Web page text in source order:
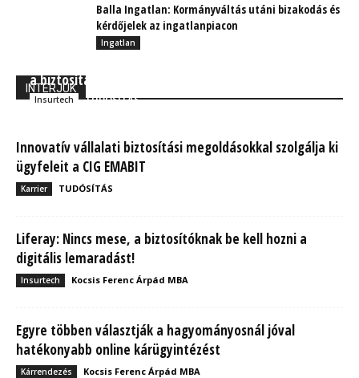
Balla Ingatlan: Kormányváltás utáni bizakodás és
kérdőjelek az ingatlanpiacon
Ingatlan
INTERJÚK
a biztosítási piaccal
Insurtech TUDÓSÍTÁS
Innovatív vállalati biztosítási megoldásokkal szolgálja ki
ügyfeleit a CIG EMABIT
Karrier TUDÓSÍTÁS
Liferay: Nincs mese, a biztosítóknak be kell hozni a
digitális lemaradást!
Insurtech Kocsis Ferenc Árpád MBA
Egyre többen választják a hagyományosnál jóval
hatékonyabb online kárügyintézést
Kárrendezés Kocsis Ferenc Árpád MBA